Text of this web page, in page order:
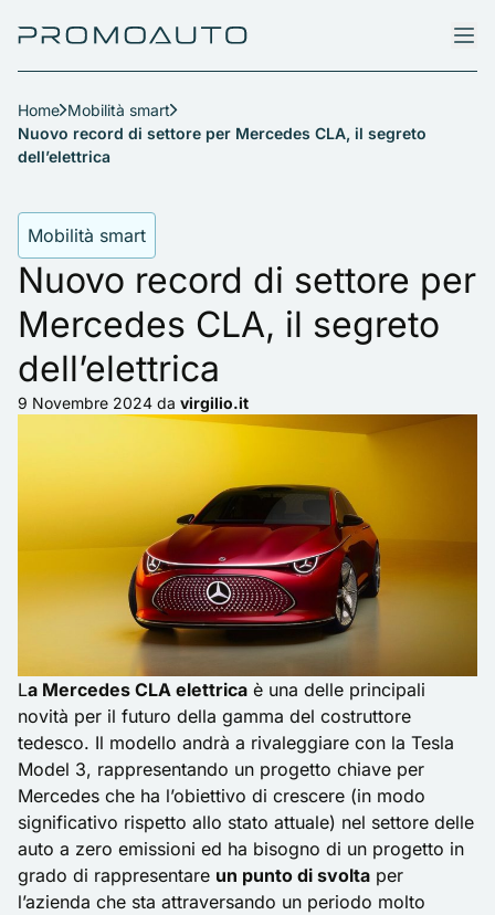
Home Mobilità smart
Nuovo record di settore per Mercedes CLA, il segreto
dell’elettrica
Mobilità smart
Nuovo record di settore per
Mercedes CLA, il segreto
dell’elettrica
9 Novembre 2024 da virgilio.it
La Mercedes CLA elettrica è una delle principali
novità per il futuro della gamma del costruttore
tedesco. Il modello andrà a rivaleggiare con la Tesla
Model 3, rappresentando un progetto chiave per
Mercedes che ha l’obiettivo di crescere (in modo
significativo rispetto allo stato attuale) nel settore delle
auto a zero emissioni ed ha bisogno di un progetto in
grado di rappresentare un punto di svolta per
l’azienda che sta attraversando un periodo molto